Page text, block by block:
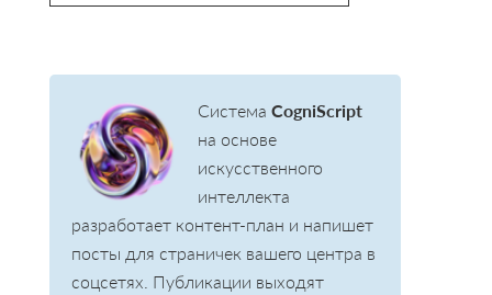
Система CogniScript
на основе
искусственного
интеллекта
разработает контент-план и напишет
посты для страничек вашего центра в
соцсетях. Публикации выходят